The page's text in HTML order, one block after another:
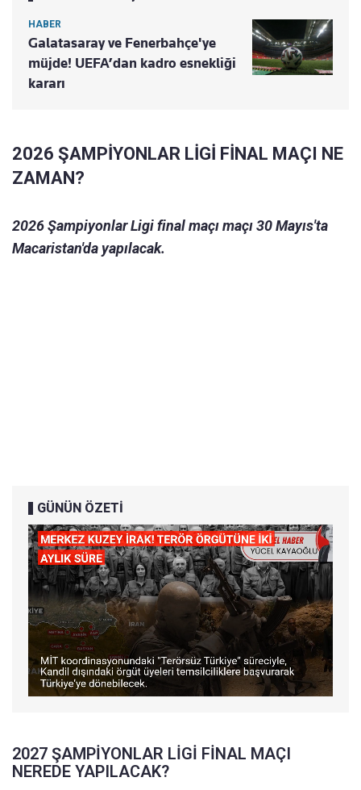
HABER
Galatasaray ve Fenerbahçe'ye
müjde! UEFA’dan kadro esnekliği
kararı
2026 ŞAMPİYONLAR LİGİ FİNAL MAÇI NE
ZAMAN?
2026 Şampiyonlar Ligi final maçı maçı 30 Mayıs'ta
Macaristan'da yapılacak.
GÜNÜN ÖZETİ
2027 ŞAMPİYONLAR LİGİ FİNAL MAÇI
NEREDE YAPILACAK?